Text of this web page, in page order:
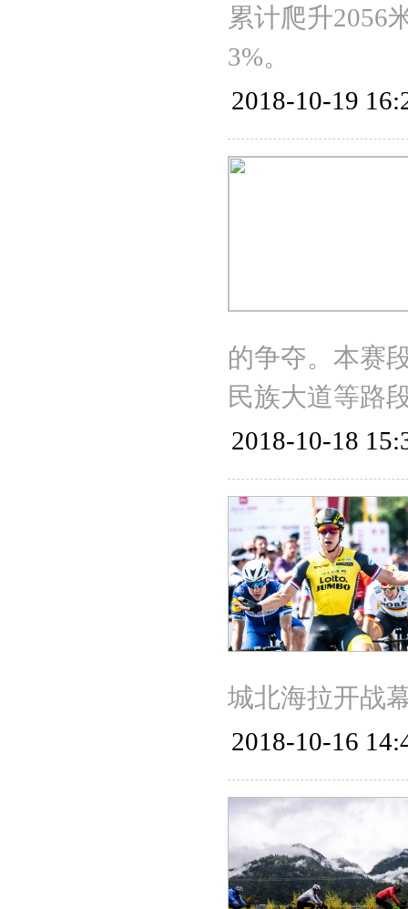
累计爬升2056
3%。
2018-10-19
的争夺。本赛
民族大道等路
2018-10-18
城北海拉开战
2018-10-16